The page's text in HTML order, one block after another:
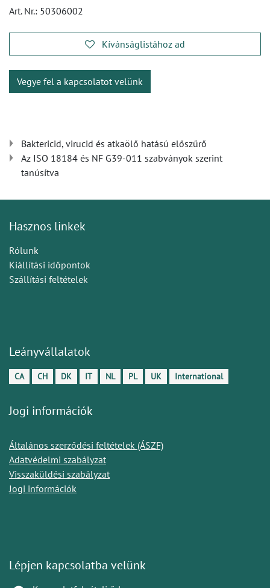
Art. Nr.: 50306002
Kívánságlistához ad
Vegye fel a kapcsolatot velünk
Baktericid, virucid és atkaölő hatású előszűrő
Az ISO 18184 és NF G39-011 szabványok szerint
tanúsítva
Hasznos linkek
Rólunk
Kiállítási időpontok
Szállítási feltételek
Leányvállalatok
CA CH DK IT NL PL UK International
Jogi információk
Általános szerződési feltételek (ÁSZF)
Adatvédelmi szabályzat
Visszaküldési szabályzat
Jogi információk
Lépjen kapcsolatba velünk